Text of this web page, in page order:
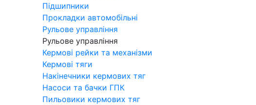
Підшипники
Прокладки автомобільні
Рульове управління
Рульове управління
Кермові рейки та механізми
Кермові тяги
Накінечники кермових тяг
Насоси та бачки ГПК
Пильовики кермових тяг